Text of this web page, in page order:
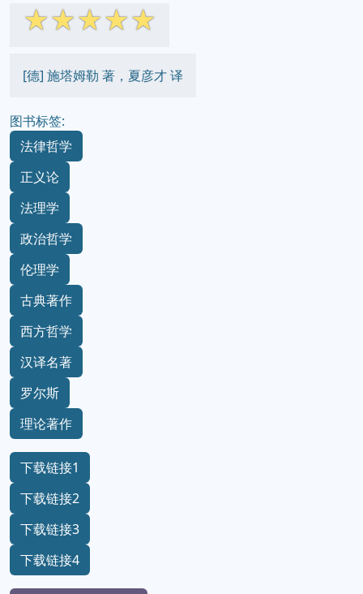
☆☆☆☆☆
[德] 施塔姆勒 著，夏彦才 译
图书标签:
法律哲学
正义论
法理学
政治哲学
伦理学
古典著作
西方哲学
汉译名著
罗尔斯
理论著作
下载链接1
下载链接2
下载链接3
下载链接4